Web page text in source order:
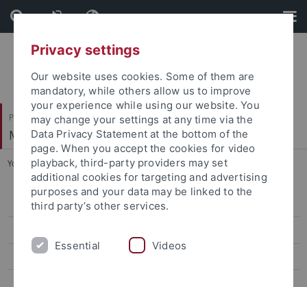
Skip
to
content
Skip
to
footer
Philosophische Fakultät
Mittelalterliche Geschichte
You are here: Startseite ... WS 2018/2019
WS 2026/2027
Anmeldung
Privacy settings
Our website uses cookies. Some of them are
mandatory, while others allow us to improve
your experience while using our website. You
may change your settings at any time via the
Data Privacy Statement at the bottom of the
page. When you accept the cookies for video
playback, third-party providers may set
additional cookies for targeting and advertising
purposes and your data may be linked to the
third party’s other services.
Essential Videos